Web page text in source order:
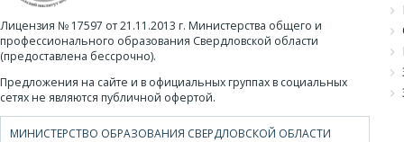
Лицензия № 17597 от 21.11.2013 г. Министерства общего и
профессионального образования Свердловской области
(предоставлена бессрочно).
Предложения на сайте и в официальных группах в социальных
сетях не являются публичной офертой.
МИНИСТЕРСТВО ОБРАЗОВАНИЯ СВЕРДЛОВСКОЙ ОБЛАСТИ